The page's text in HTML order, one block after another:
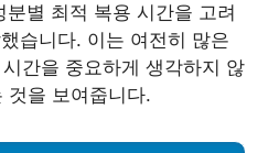
분별 최적 복용 시간을 고려
습니다. 이는 여전히 많은
간을 중요하게 생각하지 않
것을 보여줍니다.